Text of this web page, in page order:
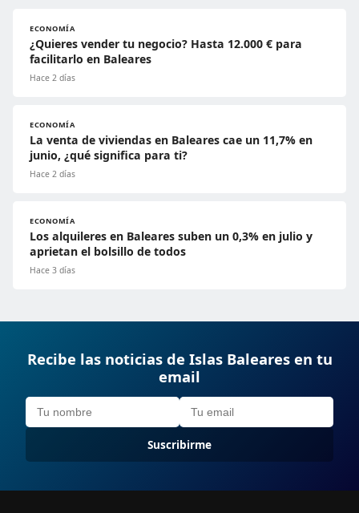
ECONOMÍA
¿Quieres vender tu negocio? Hasta 12.000 € para
facilitarlo en Baleares
Hace 2 días
ECONOMÍA
La venta de viviendas en Baleares cae un 11,7% en
junio, ¿qué significa para ti?
Hace 2 días
ECONOMÍA
Los alquileres en Baleares suben un 0,3% en julio y
aprietan el bolsillo de todos
Hace 3 días
Recibe las noticias de Islas Baleares en tu
email
Suscribirme